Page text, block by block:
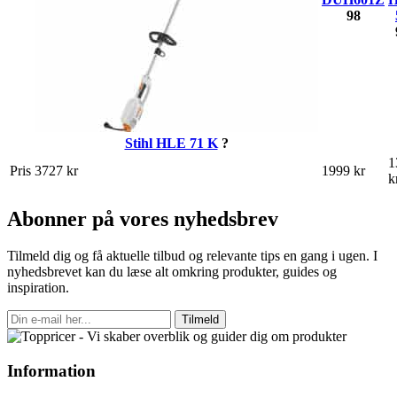
Stihl HLE 71 K ?
98
Pris 3727 kr 1999 kr
Abonner på vores nyhedsbrev
Tilmeld dig og få aktuelle tilbud og relevante tips en gang i ugen. I
nyhedsbrevet kan du læse alt omkring produkter, guides og
inspiration.
Tilmeld
Information